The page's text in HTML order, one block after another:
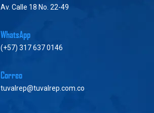
Av. Calle 18 No. 22-49
WhatsApp
(+57) 317 637 0146
Correo
tuvalrep@tuvalrep.com.co